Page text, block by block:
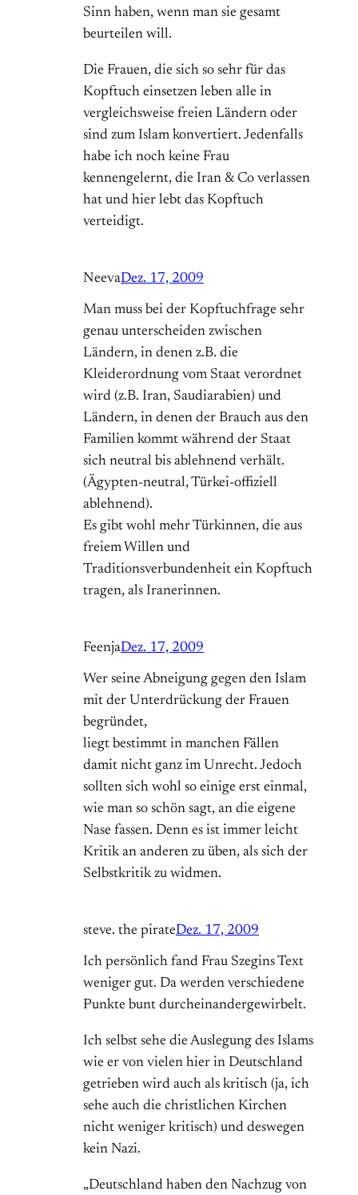
Sinn haben, wenn man sie gesamt
beurteilen will.
Die Frauen, die sich so sehr für das
Kopftuch einsetzen leben alle in
vergleichsweise freien Ländern oder
sind zum Islam konvertiert. Jedenfalls
habe ich noch keine Frau
kennengelernt, die Iran & Co verlassen
hat und hier lebt das Kopftuch
verteidigt.
NeevaDez. 17, 2009
Man muss bei der Kopftuchfrage sehr
genau unterscheiden zwischen
Ländern, in denen z.B. die
Kleiderordnung vom Staat verordnet
wird (z.B. Iran, Saudiarabien) und
Ländern, in denen der Brauch aus den
Familien kommt während der Staat
sich neutral bis ablehnend verhält.
(Ägypten-neutral, Türkei-offiziell
ablehnend).
Es gibt wohl mehr Türkinnen, die aus
freiem Willen und
Traditionsverbundenheit ein Kopftuch
tragen, als Iranerinnen.
FeenjaDez. 17, 2009
Wer seine Abneigung gegen den Islam
mit der Unterdrückung der Frauen
begründet,
liegt bestimmt in manchen Fällen
damit nicht ganz im Unrecht. Jedoch
sollten sich wohl so einige erst einmal,
wie man so schön sagt, an die eigene
Nase fassen. Denn es ist immer leicht
Kritik an anderen zu üben, als sich der
Selbstkritik zu widmen.
steve. the pirateDez. 17, 2009
Ich persönlich fand Frau Szegins Text
weniger gut. Da werden verschiedene
Punkte bunt durcheinandergewirbelt.
Ich selbst sehe die Auslegung des Islams
wie er von vielen hier in Deutschland
getrieben wird auch als kritisch (ja, ich
sehe auch die christlichen Kirchen
nicht weniger kritisch) und deswegen
kein Nazi.
„Deutschland haben den Nachzug von